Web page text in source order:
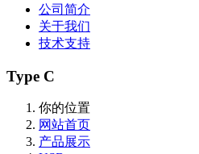
公司简介
关于我们
技术支持
Type C
你的位置
网站首页
产品展示